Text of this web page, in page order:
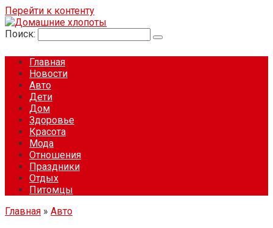
Перейти к контенту
Поиск:
Главная
Новости
Авто
Дети
Дом
Здоровье
Красота
Мода
Отношения
Праздники
Отдых
Питомцы
Главная » Авто